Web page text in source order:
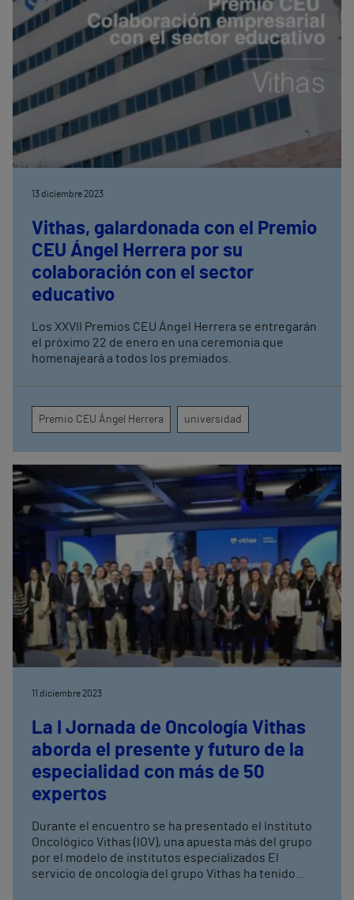
13 diciembre 2023
Vithas, galardonada con el Premio
CEU Ángel Herrera por su
colaboración con el sector
educativo
Los XXVII Premios CEU Ángel Herrera se entregarán
el próximo 22 de enero en una ceremonia que
homenajeará a todos los premiados.
Premio CEU Ángel Herrera universidad
11 diciembre 2023
La I Jornada de Oncología Vithas
aborda el presente y futuro de la
especialidad con más de 50
expertos
Durante el encuentro se ha presentado el Instituto
Oncológico Vithas (IOV), una apuesta más del grupo
por el modelo de institutos especializados El
servicio de oncología del grupo Vithas ha tenido